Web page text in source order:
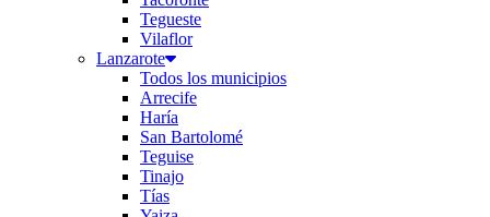
Tegueste
Vilaflor
Lanzarote
Todos los municipios
Arrecife
Haría
San Bartolomé
Teguise
Tinajo
Tías